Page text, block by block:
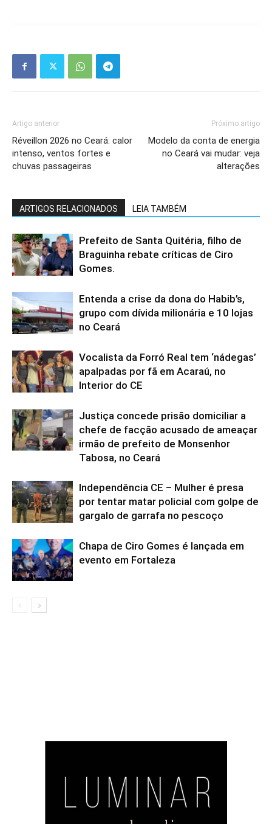
Artigo anterior
Réveillon 2026 no Ceará: calor
intenso, ventos fortes e
chuvas passageiras
Próximo artigo
Modelo da conta de energia
no Ceará vai mudar: veja
alterações
ARTIGOS RELACIONADOS LEIA TAMBÉM
Prefeito de Santa Quitéria, filho de
Braguinha rebate críticas de Ciro
Gomes.
Entenda a crise da dona do Habib’s,
grupo com dívida milionária e 10 lojas
no Ceará
Vocalista da Forró Real tem ‘nádegas’
apalpadas por fã em Acaraú, no
Interior do CE
Justiça concede prisão domiciliar a
chefe de facção acusado de ameaçar
irmão de prefeito de Monsenhor
Tabosa, no Ceará
Independência CE – Mulher é presa
por tentar matar policial com golpe de
gargalo de garrafa no pescoço
Chapa de Ciro Gomes é lançada em
evento em Fortaleza